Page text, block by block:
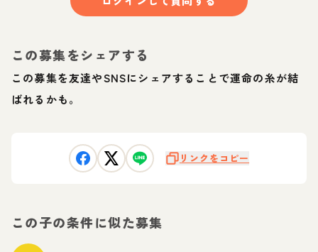
この募集をシェアする
この募集を友達やSNSにシェアすることで運命の糸が結
ばれるかも。
リンクをコピー
この子の条件に似た募集